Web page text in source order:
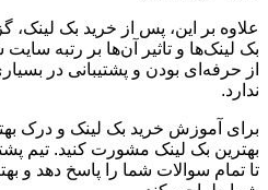
علاوه بر این، پس از خرید بک
بک لینک‌ها و تاثیر آن‌ها بر رتبه
از حرفه‌ای بودن و پشتیبانی در
ندارد.
برای آموزش خرید بک لینک و درک بهتر
بهترین بک لینک مشورت کنید. تیم
تا تمام سوالات شما را پاسخ دهد و